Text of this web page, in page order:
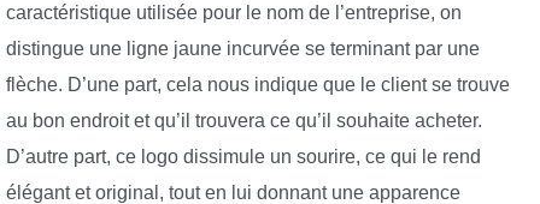
caractéristique utilisée pour le nom de l’entreprise, on
distingue une ligne jaune incurvée se terminant par une
flèche. D’une part, cela nous indique que le client se trouve
au bon endroit et qu’il trouvera ce qu’il souhaite acheter.
D’autre part, ce logo dissimule un sourire, ce qui le rend
élégant et original, tout en lui donnant une apparence